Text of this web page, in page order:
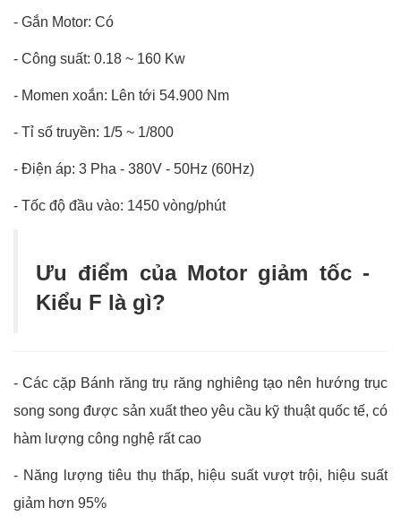
- Gắn Motor: Có
- Công suất: 0.18 ~ 160 Kw
- Momen xoắn: Lên tới 54.900 Nm
- Tỉ số truyền: 1/5 ~ 1/800
- Điện áp: 3 Pha - 380V - 50Hz (60Hz)
- Tốc độ đầu vào: 1450 vòng/phút
Ưu điểm của Motor giảm tốc -
Kiểu F là gì?
- Các cặp Bánh răng trụ răng nghiêng tạo nên hướng trục
song song được sản xuất theo yêu cầu kỹ thuật quốc tế, có
hàm lượng công nghệ rất cao
- Năng lượng tiêu thụ thấp, hiệu suất vượt trội, hiệu suất
giảm hơn 95%